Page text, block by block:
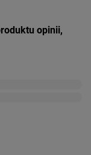
opinii,